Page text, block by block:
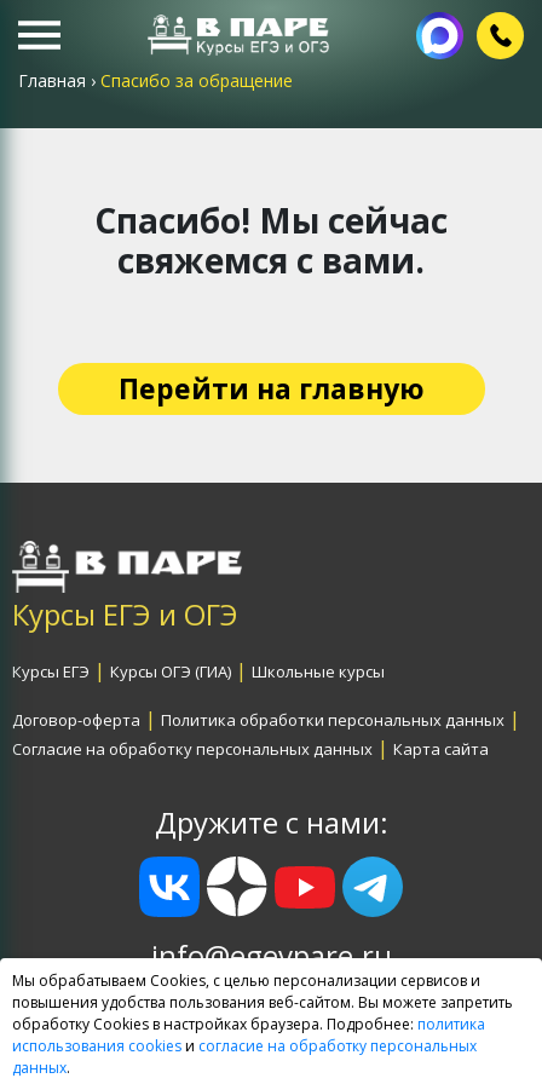
Главная › Спасибо за обращение
Спасибо! Мы сейчас
свяжемся с вами.
Перейти на главную
Мы обрабатываем Cookies, с целью персонализации сервисов и
повышения удобства пользования веб-сайтом. Вы можете запретить
обработку Cookies в настройках браузера. Подробнее: политика
использования cookiesи согласие на обработку персональных
данных.
Курсы ЕГЭ и ОГЭ
Курсы ЕГЭ | Курсы ОГЭ (ГИА) | Школьные курсы
Договор-оферта | Политика обработки персональных данных |
Согласие на обработку персональных данных | Карта сайта
Дружите с нами:
info@egevpare.ru
Все права защищены
© 2009—2026 В ПАРЕ (TwoStu)